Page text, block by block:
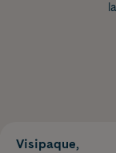
Visipaque,